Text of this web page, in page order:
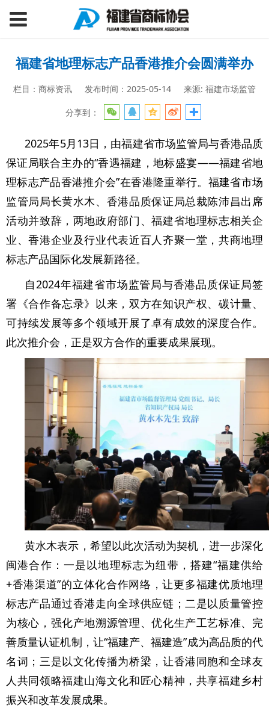
福建省地理标志产品香港推介会圆满举办
栏目：商标资讯 发布时间：2025-05-14 来源: 福建市场监管
分享到：
2025年5月13日，由福建省市场监管局与香港品质
保证局联合主办的“香遇福建，地标盛宴——福建省地
理标志产品香港推介会”在香港隆重举行。福建省市场
监管局局长黄水木、香港品质保证局总裁陈沛昌出席
活动并致辞，两地政府部门、福建省地理标志相关企
业、香港企业及行业代表近百人齐聚一堂，共商地理
标志产品国际化发展新路径。
自2024年福建省市场监管局与香港品质保证局签
署《合作备忘录》以来，双方在知识产权、碳计量、
可持续发展等多个领域开展了卓有成效的深度合作。
此次推介会，正是双方合作的重要成果展现。
黄水木表示，希望以此次活动为契机，进一步深化
闽港合作：一是以地理标志为纽带，搭建“福建供给
+香港渠道”的立体化合作网络，让更多福建优质地理
标志产品通过香港走向全球供应链；二是以质量管控
为核心，强化产地溯源管理、优化生产工艺标准、完
善质量认证机制，让“福建产、福建造”成为高品质的代
名词；三是以文化传播为桥梁，让香港同胞和全球友
人共同领略福建山海文化和匠心精神，共享福建乡村
振兴和改革发展成果。